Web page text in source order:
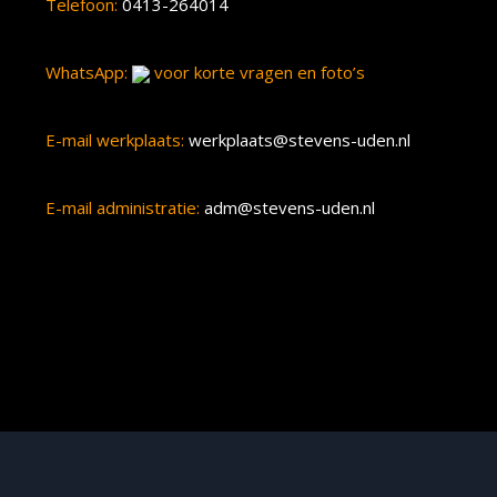
WhatsApp: voor korte vragen en foto’s
E-mail werkplaats: werkplaats@stevens-uden.nl
E-mail administratie: adm@stevens-uden.nl